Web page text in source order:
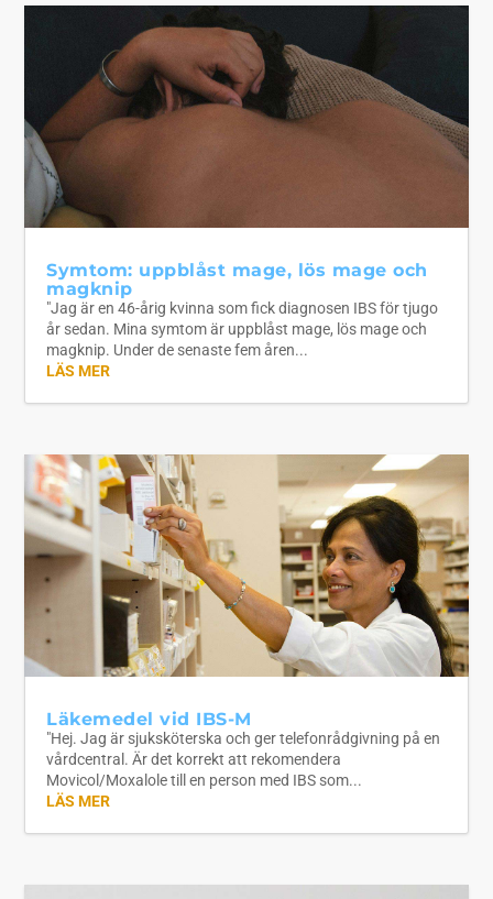
Symtom: uppblåst mage, lös mage och
magknip
"Jag är en 46-årig kvinna som fick diagnosen IBS för tjugo
år sedan. Mina symtom är uppblåst mage, lös mage och
magknip. Under de senaste fem åren...
LÄS MER
Läkemedel vid IBS-M
"Hej. Jag är sjuksköterska och ger telefonrådgivning på en
vårdcentral. Är det korrekt att rekomendera
Movicol/Moxalole till en person med IBS som...
LÄS MER